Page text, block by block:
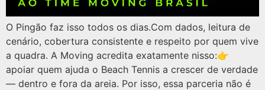
O Pingão faz isso todos os dias.Com dados, leitura de
cenário, cobertura consistente e respeito por quem vive
a quadra. A Moving acredita exatamente nisso:👉
apoiar quem ajuda o Beach Tennis a crescer de verdade
— dentro e fora da areia. Por isso, essa parceria não é